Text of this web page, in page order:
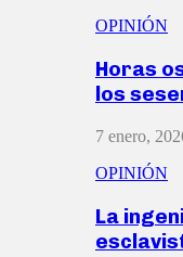
OPINIÓN
Horas
los
7 enero,
OPINIÓN
La